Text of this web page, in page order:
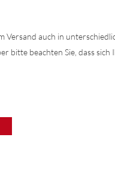
Versand auch in
bitte beachten Sie, dass sich